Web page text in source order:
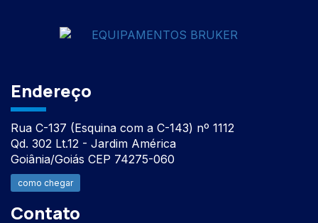
Endereço
Rua C-137 (Esquina com a C-143) nº 1112
Qd. 302 Lt.12 - Jardim América
Goiânia/Goiás CEP 74275-060
como chegar
Contato